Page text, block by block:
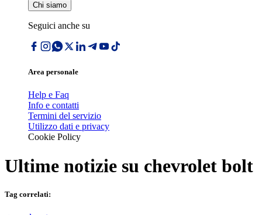
Chi siamo
Seguici anche su
Area personale
Help e Faq
Info e contatti
Termini del servizio
Utilizzo dati e privacy
Cookie Policy
Ultime notizie su chevrolet bolt
Tag correlati: